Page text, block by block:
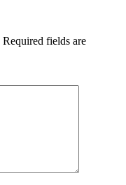
Required fields are